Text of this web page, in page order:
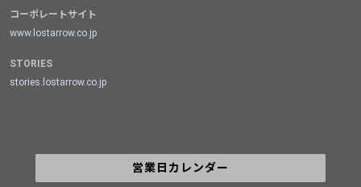
コーポレートサイト
www.lostarrow.co.jp
STORIES
stories.lostarrow.co.jp
営業日カレンダー